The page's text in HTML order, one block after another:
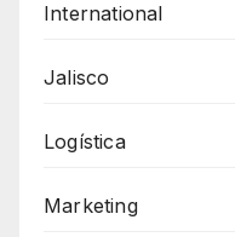
International
Jalisco
Logística
Marketing